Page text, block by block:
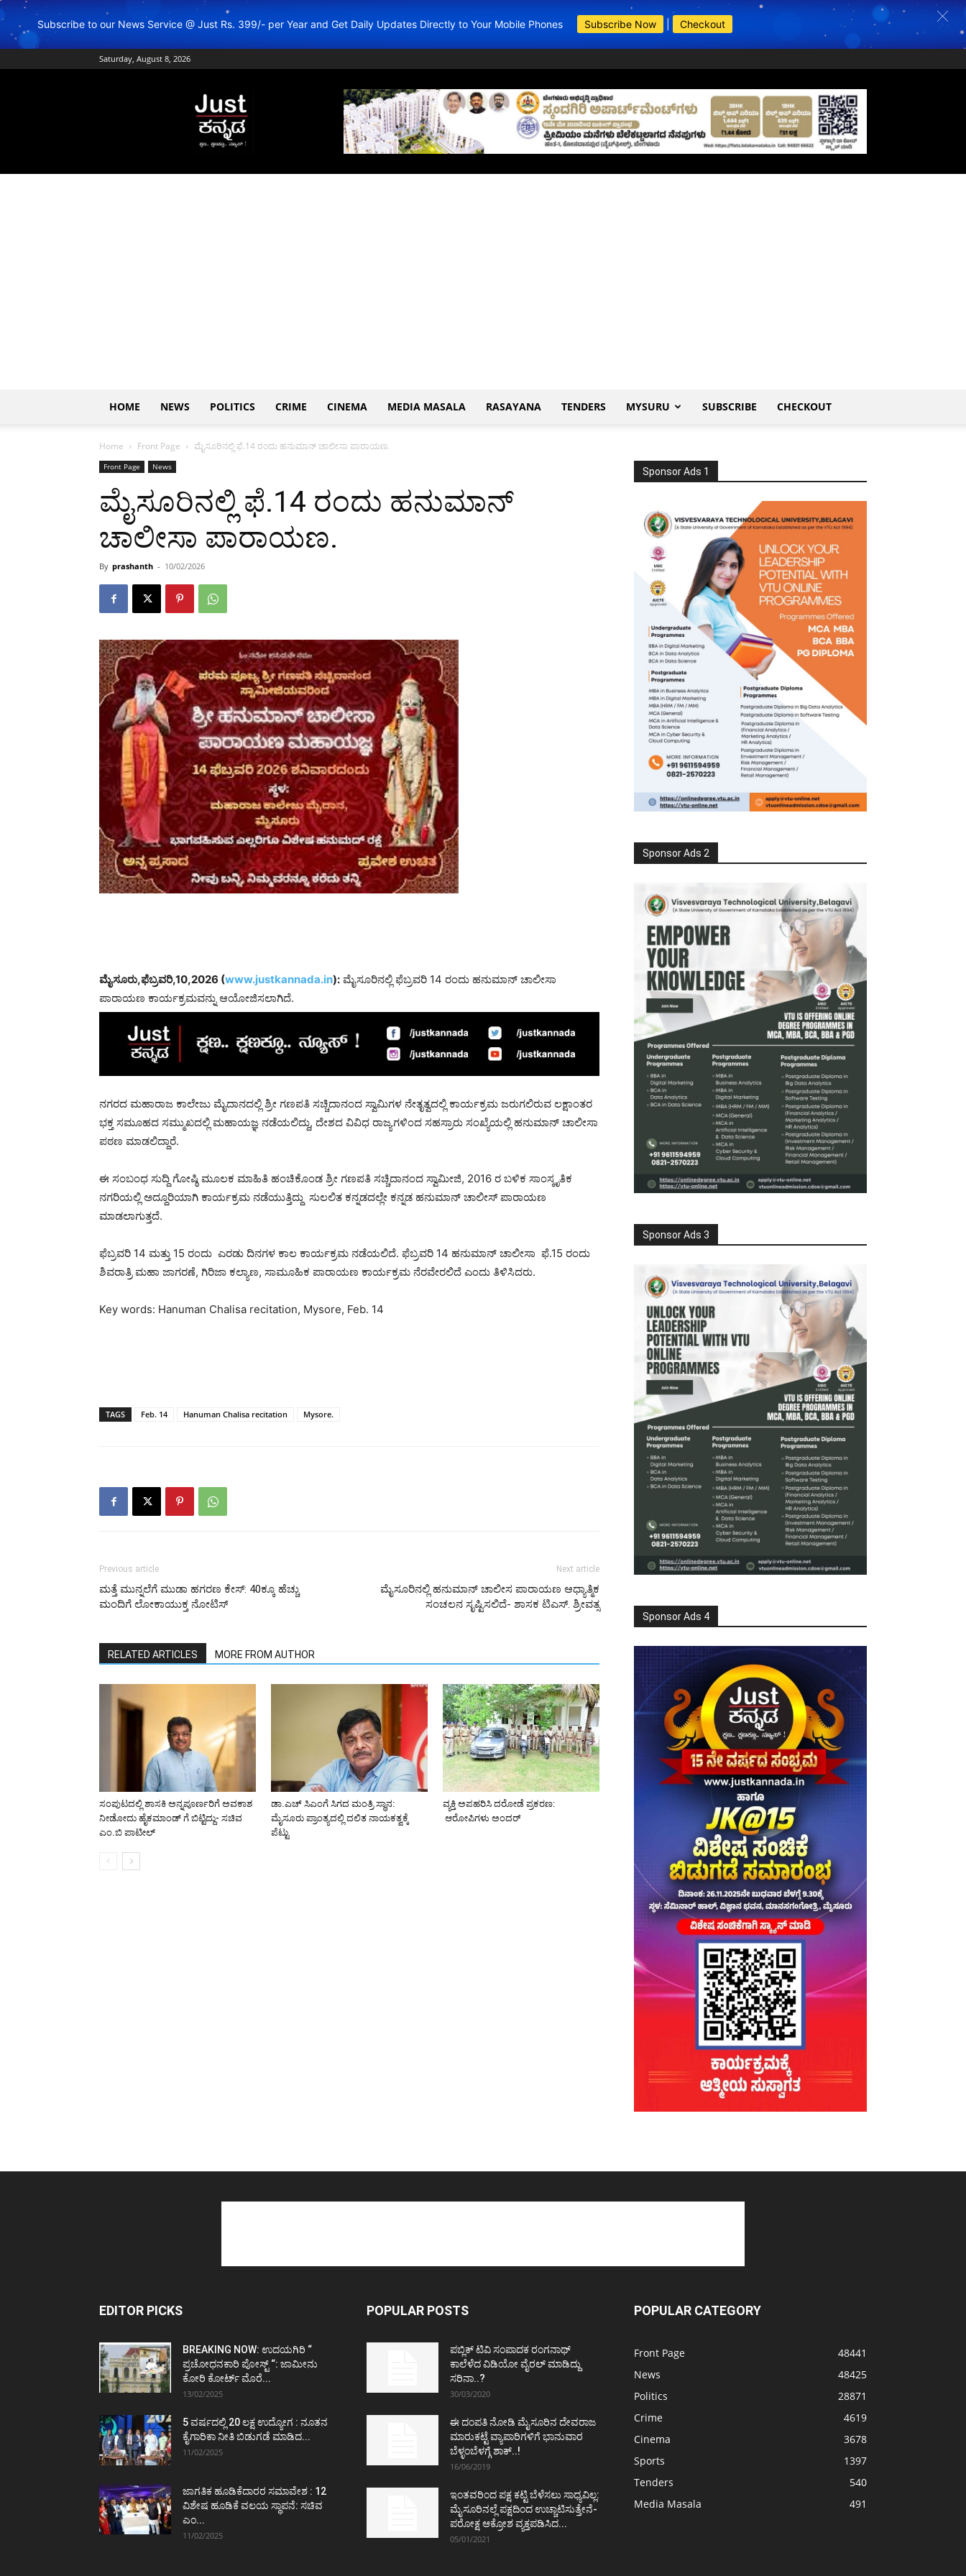
Subscribe to our News Service @ Just Rs. 399/- per Year and Get Daily Updates Directly to Your Mobile Phones Subscribe Now Checkout
Saturday, August 8, 2026
Just
Kannada
–
Online
News
ಕನ್ನಡ
BDA Apartments
HOME NEWS POLITICS CRIME CINEMA MEDIA MASALA RASAYANA TENDERS MYSURU SUBSCRIBE CHECKOUT
Home Front Page ಮೈಸೂರಿನಲ್ಲಿ ಫೆ.14 ರಂದು ಹನುಮಾನ್ ಚಾಲೀಸಾ ಪಾರಾಯಣ.
Front Page News
ಮೈಸೂರಿನಲ್ಲಿ ಫೆ.14 ರಂದು ಹನುಮಾನ್
ಚಾಲೀಸಾ ಪಾರಾಯಣ.
By prashanth - 10/02/2026
ಮೈಸೂರು,ಫೆಬ್ರವರಿ,10,2026 (www.justkannada.in): ಮೈಸೂರಿನಲ್ಲಿ ಫೆಬ್ರವರಿ 14 ರಂದು ಹನುಮಾನ್ ಚಾಲೀಸಾ
ಪಾರಾಯಣ ಕಾರ್ಯಕ್ರಮವನ್ನು ಆಯೋಜಿಸಲಾಗಿದೆ.
ನಗರದ ಮಹಾರಾಜ ಕಾಲೇಜು ಮೈದಾನದಲ್ಲಿ ಶ್ರೀ ಗಣಪತಿ ಸಚ್ಚಿದಾನಂದ ಸ್ವಾಮಿಗಳ ನೇತೃತ್ವದಲ್ಲಿ ಕಾರ್ಯಕ್ರಮ ಜರುಗಲಿರುವ ಲಕ್ಷಾಂತರ
ಭಕ್ತ ಸಮೂಹದ ಸಮ್ಮುಖದಲ್ಲಿ ಮಹಾಯಜ್ಞ ನಡೆಯಲಿದ್ದು, ದೇಶದ ವಿವಿಧ ರಾಜ್ಯಗಳಿಂದ ಸಹಸ್ರಾರು ಸಂಖ್ಯೆಯಲ್ಲಿ ಹನುಮಾನ್ ಚಾಲೀಸಾ
ಪಠಣ ಮಾಡಲಿದ್ದಾರೆ.
ಈ ಸಂಬಂಧ ಸುದ್ದಿ ಗೋಷ್ಠಿ ಮೂಲಕ ಮಾಹಿತಿ ಹಂಚಿಕೊಂಡ ಶ್ರೀ ಗಣಪತಿ ಸಚ್ಚಿದಾನಂದ ಸ್ವಾಮೀಜಿ, 2016 ರ ಬಳಿಕ ಸಾಂಸ್ಕೃತಿಕ
ನಗರಿಯಲ್ಲಿ ಅದ್ದೂರಿಯಾಗಿ ಕಾರ್ಯಕ್ರಮ ನಡೆಯುತ್ತಿದ್ದು ಸುಲಲಿತ ಕನ್ನಡದಲ್ಲೇ ಕನ್ನಡ ಹನುಮಾನ್ ಚಾಲೀಸ್ ಪಾರಾಯಣ
ಮಾಡಲಾಗುತ್ತದೆ.
ಫೆಬ್ರವರಿ 14 ಮತ್ತು 15 ರಂದು ಎರಡು ದಿನಗಳ ಕಾಲ ಕಾರ್ಯಕ್ರಮ ನಡೆಯಲಿದೆ. ಫೆಬ್ರವರಿ 14 ಹನುಮಾನ್ ಚಾಲೀಸಾ ಫೆ.15 ರಂದು
ಶಿವರಾತ್ರಿ ಮಹಾ ಜಾಗರಣೆ, ಗಿರಿಜಾ ಕಲ್ಯಾಣ, ಸಾಮೂಹಿಕ ಪಾರಾಯಣ ಕಾರ್ಯಕ್ರಮ ನೆರವೇರಲಿದೆ ಎಂದು ತಿಳಿಸಿದರು.
Key words: Hanuman Chalisa recitation, Mysore, Feb. 14
TAGS Feb. 14 Hanuman Chalisa recitation Mysore.
Previous article
ಮತ್ತೆ ಮುನ್ನಲೆಗೆ ಮುಡಾ ಹಗರಣ ಕೇಸ್: 40ಕ್ಕೂ ಹೆಚ್ಚು
ಮಂದಿಗೆ ಲೋಕಾಯುಕ್ತ ನೋಟಿಸ್
Next article
ಮೈಸೂರಿನಲ್ಲಿ ಹನುಮಾನ್ ಚಾಲೀಸ ಪಾರಾಯಣ ಆಧ್ಯಾತ್ಮಿಕ
ಸಂಚಲನ ಸೃಷ್ಟಿಸಲಿದೆ- ಶಾಸಕ ಟಿಎಸ್. ಶ್ರೀವತ್ಸ
RELATED ARTICLES MORE FROM AUTHOR
ಸಂಪುಟದಲ್ಲಿ ಶಾಸಕಿ ಅನ್ನಪೂರ್ಣರಿಗೆ ಅವಕಾಶ
ನೀಡೋದು ಹೈಕಮಾಂಡ್ ಗೆ ಬಿಟ್ಟಿದ್ದು- ಸಚಿವ
ಎಂ.ಬಿ ಪಾಟೀಲ್
ಡಾ.ಎಚ್‌ ಸಿಎಂಗೆ ಸಿಗದ ಮಂತ್ರಿ ಸ್ಥಾನ:
ಮೈಸೂರು ಪ್ರಾಂತ್ಯದಲ್ಲಿ ದಲಿತ ನಾಯಕತ್ವಕ್ಕೆ
ಪೆಟ್ಟು
ವ್ಯಕ್ತಿ ಅಪಹರಿಸಿ ದರೋಡೆ ಪ್ರಕರಣ:
ಆರೋಪಿಗಳು ಅಂದರ್
Sponsor Ads 1
Sponsor Ads 2
Sponsor Ads 3
Sponsor Ads 4
EDITOR PICKS
BREAKING NOW: ಉದಯಗಿರಿ “
ಪ್ರಚೋಧನಕಾರಿ ಪೋಸ್ಟ್‌ “: ಜಾಮೀನು
ಕೋರಿ ಕೋರ್ಟ್‌ ಮೊರೆ...
13/02/2025
5 ವರ್ಷದಲ್ಲಿ 20 ಲಕ್ಷ ಉದ್ಯೋಗ : ನೂತನ
ಕೈಗಾರಿಕಾ ನೀತಿ ಬಿಡುಗಡೆ ಮಾಡಿದ...
11/02/2025
ಜಾಗತಿಕ ಹೂಡಿಕೆದಾರರ ಸಮಾವೇಶ : 12
ವಿಶೇಷ ಹೂಡಿಕೆ ವಲಯ ಸ್ಥಾಪನೆ: ಸಚಿವ
ಎಂ...
11/02/2025
POPULAR POSTS
ಪಬ್ಲಿಕ್ ಟಿವಿ ಸಂಪಾದಕ ರಂಗನಾಥ್
ಕಾಲೆಳೆದ ವಿಡಿಯೋ ವೈರಲ್ ಮಾಡಿದ್ದು
ಸರಿನಾ..?
30/03/2020
ಈ ದಂಪತಿ ನೋಡಿ ಮೈಸೂರಿನ ದೇವರಾಜ
ಮಾರುಕಟ್ಟೆ ವ್ಯಾಪಾರಿಗಳಿಗೆ ಭಾನುವಾರ
ಬೆಳ್ಳಂಬೆಳಗ್ಗೆ ಶಾಕ್..!
16/06/2019
ಇಂತವರಿಂದ ಪಕ್ಷ ಕಟ್ಟಿ ಬೆಳೆಸಲು ಸಾಧ್ಯವಿಲ್ಲ:
ಮೈಸೂರಿನಲ್ಲೆ ಪಕ್ಷದಿಂದ ಉಚ್ಚಾಟಿಸುತ್ತೇನೆ-
ಪರೋಕ್ಷ ಆಕ್ರೋಶ ವ್ಯಕ್ತಪಡಿಸಿದ...
05/01/2021
POPULAR CATEGORY
Front Page
48441
News
48425
Politics
28871
Crime
4619
Cinema
3678
Sports
1397
Tenders
540
Media Masala
491